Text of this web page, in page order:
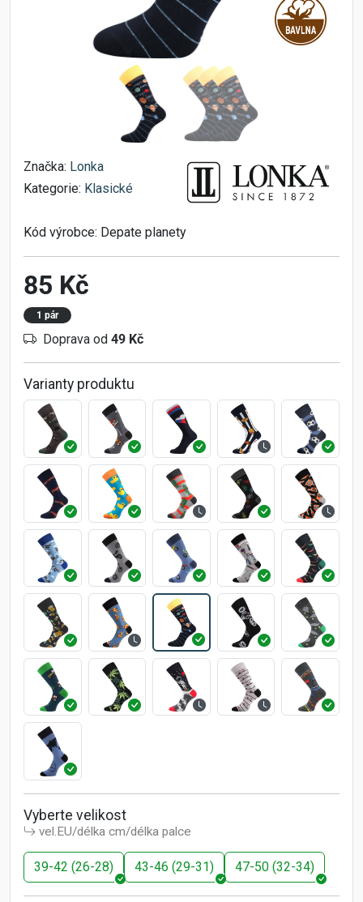
Značka: Lonka
Kategorie: Klasické
Kód výrobce: Depate planety
85 Kč
1 pár
Doprava od 49 Kč
Varianty produktu
Vyberte velikost
vel.EU/délka cm/délka palce
39-42 (26-28) 43-46 (29-31) 47-50 (32-34)